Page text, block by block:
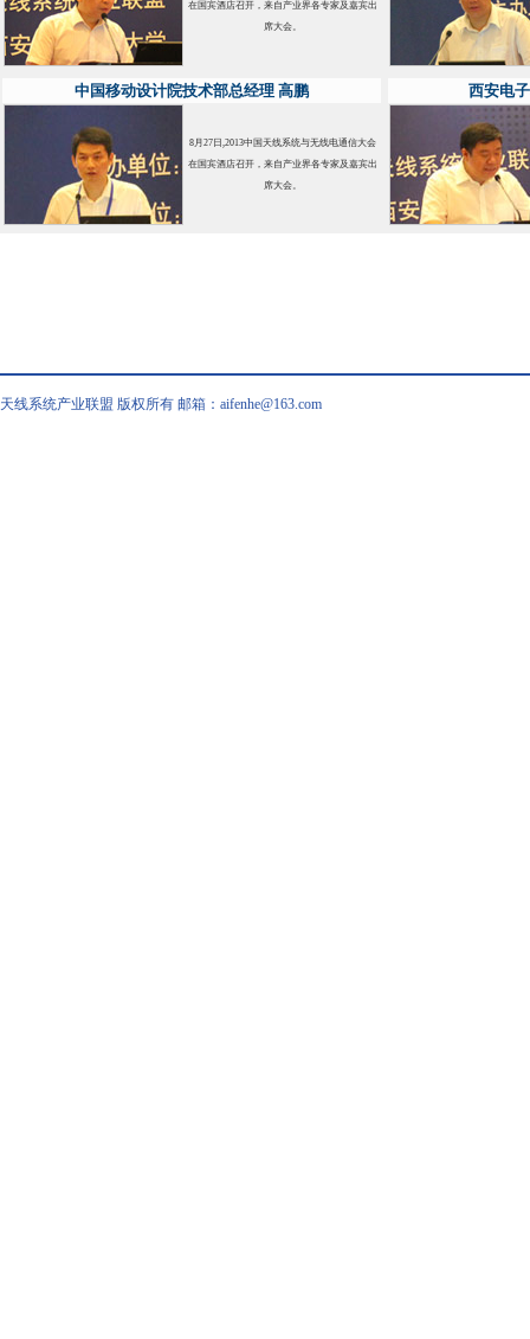
在国宾酒店召开，来自产业界各专家及嘉宾出
席大会。
中国移动设计院技术部总经理 高鹏
8月27日,2013中国天线系统与无线电通信大会
在国宾酒店召开，来自产业界各专家及嘉宾出
席大会。
西安电
天线系统产业联盟 版权所有 邮箱：aifenhe@163.com